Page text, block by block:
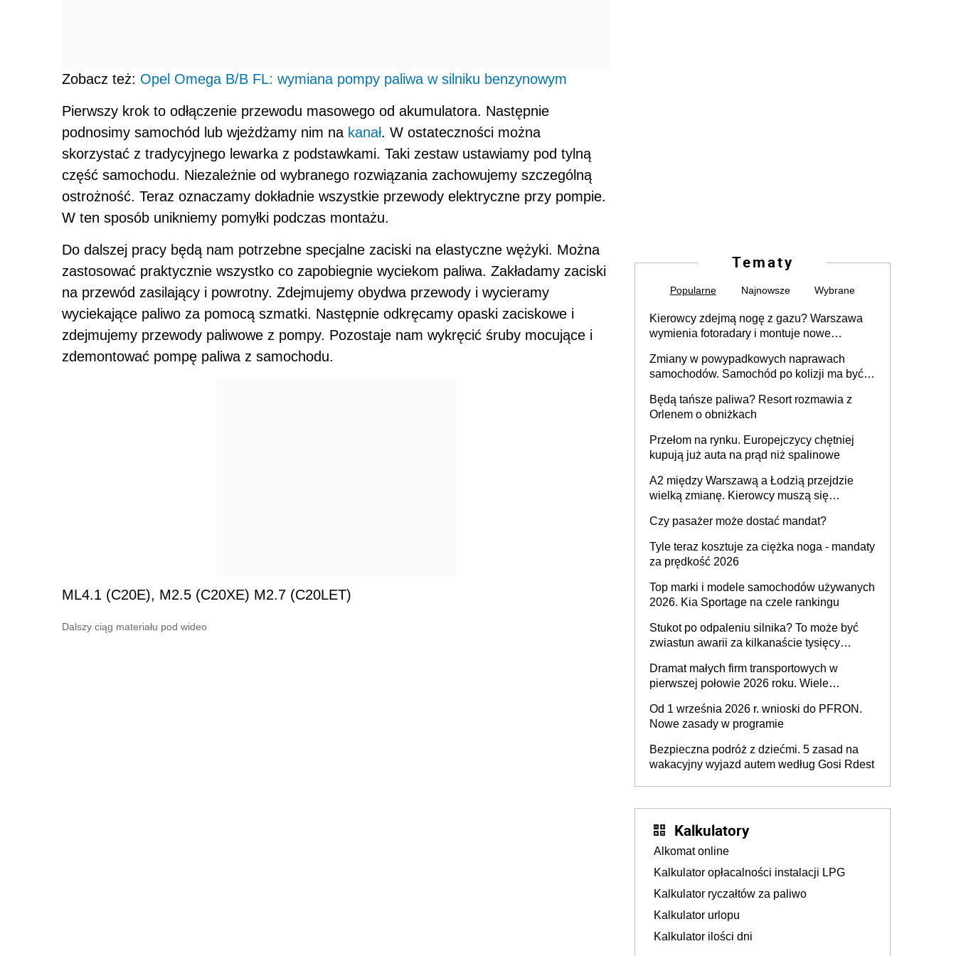
zastosować praktycznie wszystko co zapobiegnie wyciekom paliwa. Zakładamy zaciski
wyciekające paliwo za pomocą szmatki. Następnie odkręcamy opaski zaciskowe i
zdejmujemy przewody paliwowe z pompy. Pozostaje nam wykręcić śruby mocujące i
zdemontować pompę paliwa z samochodu.
Tematy
Popularne Najnowsze Wybrane
Kierowcy zdejmą nogę z gazu? Warszawa
wymienia fotoradary i montuje nowe
Zmiany w powypadkowych naprawach
samochodów. Samochód po kolizji ma być
technologią producenta
Będą tańsze paliwa? Resort rozmawia z
Orlenem o obniżkach
Przełom na rynku. Europejczycy chętniej
kupują już auta na prąd niż spalinowe
A2 między Warszawą a Łodzią przejdzie
wielką zmianę. Kierowcy muszą się
Czy pasażer może dostać mandat?
Tyle teraz kosztuje za ciężka noga - mandaty
za prędkość 2026
Top marki i modele samochodów używanych
2026. Kia Sportage na czele rankingu
Stukot po odpaleniu silnika? To może być
zwiastun awarii za kilkanaście tysięcy
Dramat małych firm transportowych w
pierwszej połowie 2026 roku. Wiele
Od 1 września 2026 r. wnioski do PFRON.
Nowe zasady w programie
Bezpieczna podróż z dziećmi. 5 zasad na
wakacyjny wyjazd autem według Gosi Rdest
Kalkulatory
Alkomat online
Kalkulator opłacalności instalacji LPG
Kalkulator ryczałtów za paliwo
Kalkulator urlopu
Kalkulator ilości dni